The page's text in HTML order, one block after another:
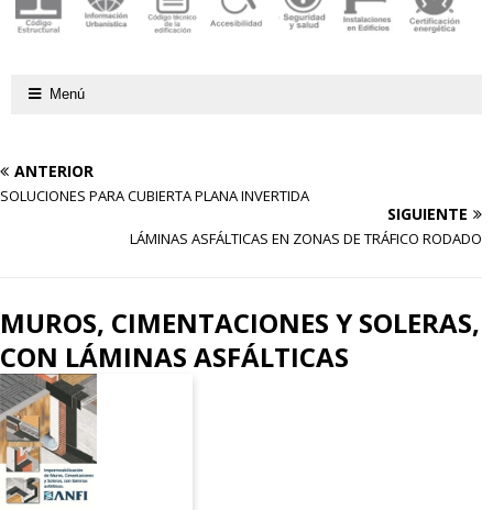
Menú
ANTERIOR
SOLUCIONES PARA CUBIERTA PLANA INVERTIDA
SIGUIENTE
LÁMINAS ASFÁLTICAS EN ZONAS DE TRÁFICO RODADO
MUROS, CIMENTACIONES Y SOLERAS,
CON LÁMINAS ASFÁLTICAS